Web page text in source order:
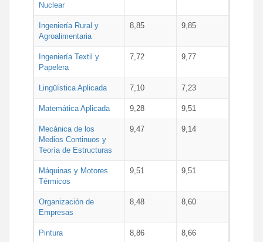
Nuclear
Ingeniería Rural y
Agroalimentaria
8,85 9,85
Ingeniería Textil y
Papelera
7,72 9,77
Lingüística Aplicada 7,10 7,23
Matemática Aplicada 9,28 9,51
Mecánica de los
Medios Continuos y
Teoría de Estructuras
9,47 9,14
Máquinas y Motores
Térmicos
9,51 9,51
Organización de
Empresas
8,48 8,60
Pintura 8,86 8,66